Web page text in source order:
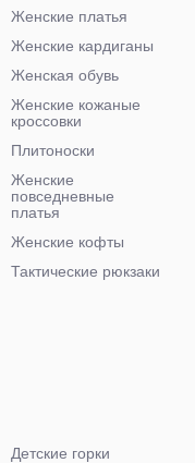
Женские платья
Женские кардиганы
Женская обувь
Женские кожаные
кроссовки
Плитоноски
Женские
повседневные
платья
Женские кофты
Тактические рюкзаки
Детские горки